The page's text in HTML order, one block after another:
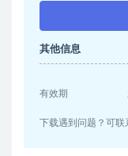
其他信息
有效期
下载遇到问题？可